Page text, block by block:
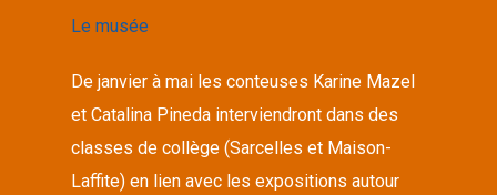
Le musée
De janvier à mai les conteuses Karine Mazel
et Catalina Pineda interviendront dans des
classes de collège (Sarcelles et Maison-
Laffite) en lien avec les expositions autour